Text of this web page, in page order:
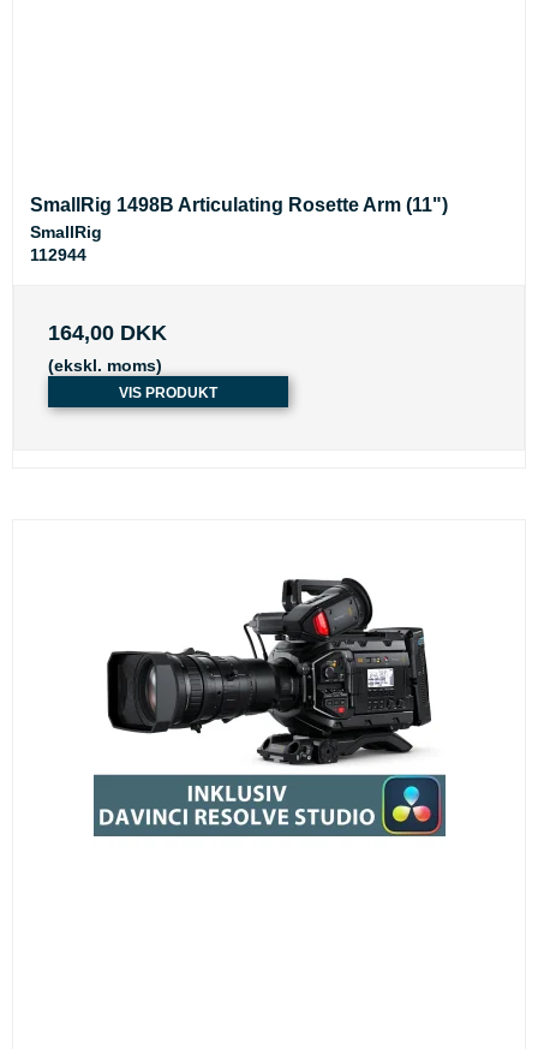
SmallRig 1498B Articulating Rosette Arm (11")
SmallRig
112944
164,00 DKK
(ekskl. moms)
VIS PRODUKT